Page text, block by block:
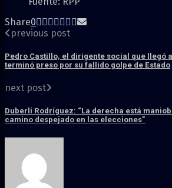
Share0
previous post
Pedro Castillo, el dirigente social que llegó
terminó preso por su fallido golpe de Estado
next post
Duberlí Rodríguez: “La derecha está
camino despejado en las elecciones”